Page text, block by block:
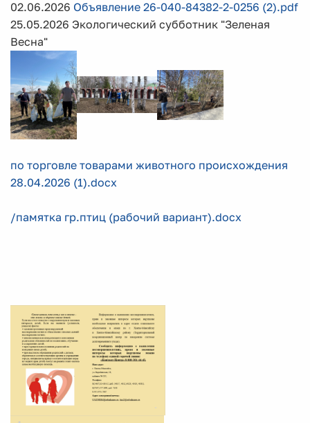
02.06.2026 Объявление 26-040-84382-2-0256 (2).pdf
25.05.2026 Экологический субботник "Зеленая
Весна"
по торговле товарами животного происхождения
28.04.2026 (1).docx
/памятка гр.птиц (рабочий вариант).docx